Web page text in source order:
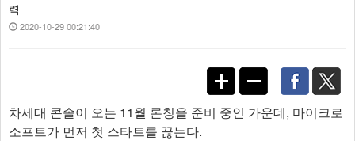
력
2020-10-29 00:21:40
차세대 콘솔이 오는 11월 론칭을 준비 중인 가운데, 마이크로
소프트가 먼저 첫 스타트를 끊는다.